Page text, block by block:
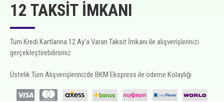
12 TAKSIT İMKANI
Tüm Kredi Kartlarına 12 Ay'a Varan Taksit İmkanı ile alışverişlerinizi
gerçekleştirebilirsiniz
Üstelik Tüm Alışverişlerinizde BKM Ekspress ile ödeme Kolaylığı